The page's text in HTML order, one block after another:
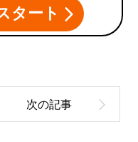
タート